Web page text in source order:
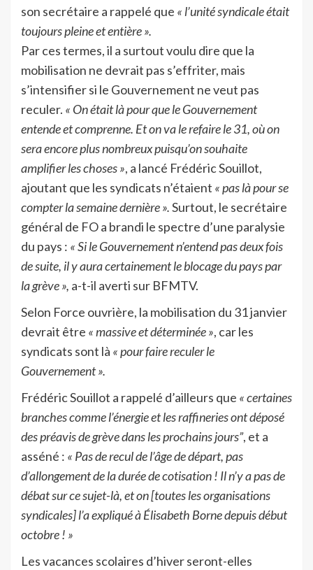
son secrétaire a rappelé que « l’unité syndicale était
toujours pleine et entière ».
Par ces termes, il a surtout voulu dire que la
mobilisation ne devrait pas s’effriter, mais
s’intensifier si le Gouvernement ne veut pas
reculer. « On était là pour que le Gouvernement
entende et comprenne. Et on va le refaire le 31, où on
sera encore plus nombreux puisqu’on souhaite
amplifier les choses », a lancé Frédéric Souillot,
ajoutant que les syndicats n’étaient « pas là pour se
compter la semaine dernière ».Surtout, le secrétaire
général de FO a brandi le spectre d’une paralysie
du pays : « Si le Gouvernement n’entend pas deux fois
de suite, il y aura certainement le blocage du pays par
la grève », a-t-il averti sur BFMTV.
Selon Force ouvrière, la mobilisation du 31 janvier
devrait être « massive et déterminée », car les
syndicats sont là « pour faire reculer le
Gouvernement ».
Frédéric Souillot a rappelé d’ailleurs que « certaines
branches comme l’énergie et les raffineries ont déposé
des préavis de grève dans les prochains jours”, et a
asséné : « Pas de recul de l’âge de départ, pas
d’allongement de la durée de cotisation ! Il n’y a pas de
débat sur ce sujet-là, et on [toutes les organisations
syndicales] l’a expliqué à Élisabeth Borne depuis début
octobre ! »
Les vacances scolaires d’hiver seront-elles